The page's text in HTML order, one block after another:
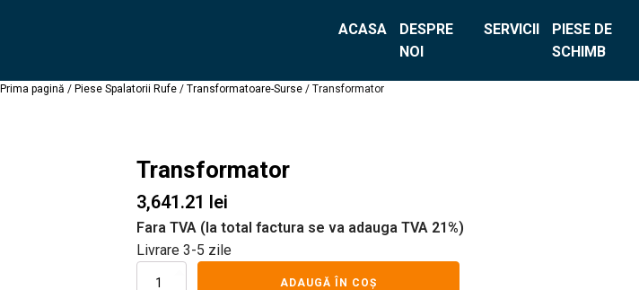
ACASA
DESPRE
NOI
SERVICII
PIESE DE
SCHIMB
Prima pagină / Piese Spalatorii Rufe / Transformatoare-Surse / Transformator
Transformator
3,641.21 lei
Fara TVA (la total factura se va adauga TVA 21%)
Livrare 3-5 zile
Cantitate
ADAUGĂ ÎN COȘ